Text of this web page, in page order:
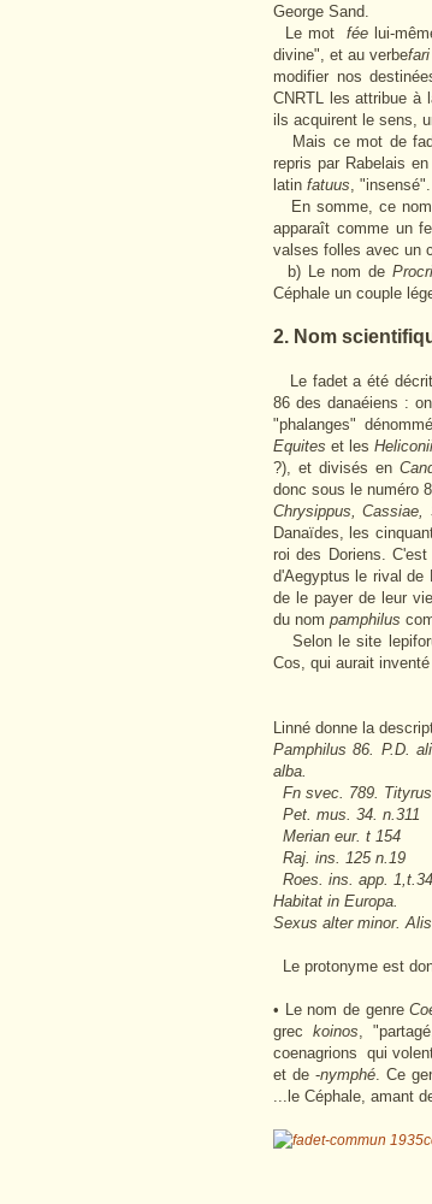
George Sand.
Le mot fée lui-
divine", et au verbefari
modifier nos
CNRTL les attribue à
ils acquirent le sens,
Mais ce mot de
repris par Rabelais
latin fatuus, "insensé".
En somme, ce nom
apparaît comme un
valses folles avec un
b) Le nom de
Céphale un couple
2. Nom
Le fadet a été décrit
86 des danaéiens :
"phalanges"
Equites et lesHeliconii
?), et divisés en
donc sous le numéro
Chrysippus, Cassiae,
Danaïdes, les
roi des Doriens.
d'Aegyptus le rival de
de le payer de leur
du nom pamphilus
Selon le site
Cos, qui aurait
Linné donne la
Pamphilus 86. P.D.
alba.
Fn svec. 789. Tityrus
Pet. mus. 34. n.311
Merian eur. t 154
Raj. ins. 125 n.19
Roes. ins. app.
Habitat in Europa.
Sexus alter minor.
Le protonyme est
• Le nom de genre
grec koinos,
coenagrions qui
et de -nymphé. Ce
...le Céphale, amant